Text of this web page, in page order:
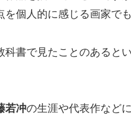
個人的に感じる画家でも
書で見たことのあると
若冲の生涯や代表作など